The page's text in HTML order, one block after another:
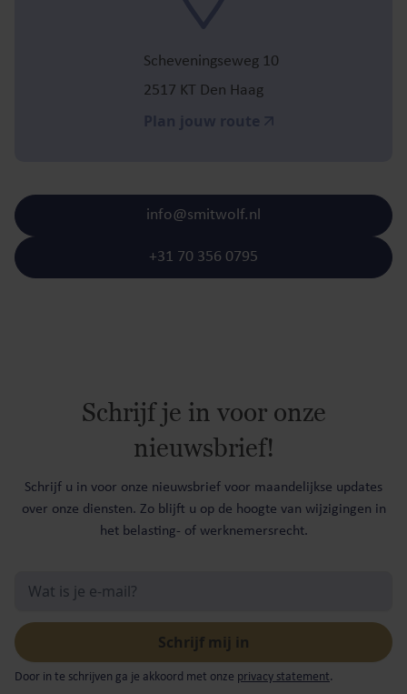
Scheveningseweg 10
2517 KT Den Haag
+31 70 356 0795
info@smitwolf.nl
Schrijf je in voor onze
nieuwsbrief!
Schrijf u in voor onze nieuwsbrief voor maandelijkse updates
over onze diensten. Zo blijft u op de hoogte van wijzigingen in
het belasting- of werknemersrecht.
Door in te schrijven ga je akkoord met onze privacy statement.